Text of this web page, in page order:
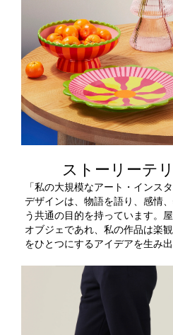
ストーリーテ
「私の大規模なアート・インス
デザインは、物語を語り、感情
う共通の目的を持っています。
オブジェであれ、私の作品は楽
をひとつにするアイデアを生み